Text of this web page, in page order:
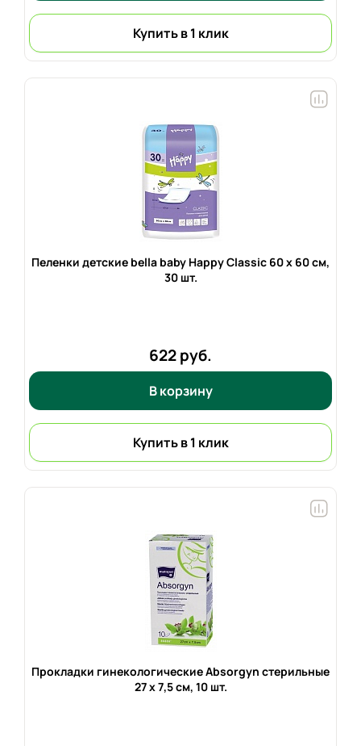
Купить в 1 клик
Пеленки детские bella baby Happy Classic 60 х 60 см,
30 шт.
622 руб.
В корзину
Купить в 1 клик
Прокладки гинекологические Absorgyn стерильные
27 x 7,5 см, 10 шт.